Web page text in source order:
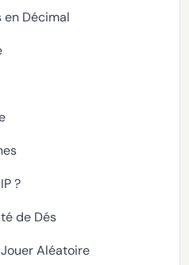
en Décimal
?
de Dés
Aléatoire